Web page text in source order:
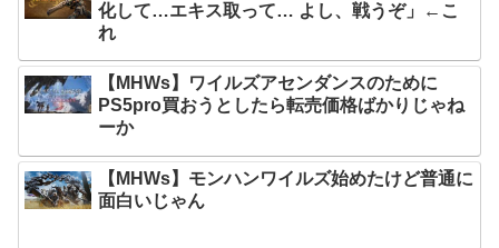
化して…エキス取って… よし、戦うぞ」←こ
れ
【MHWs】ワイルズアセンダンスのために
PS5pro買おうとしたら転売価格ばかりじゃね
ーか
【MHWs】モンハンワイルズ始めたけど普通に
面白いじゃん